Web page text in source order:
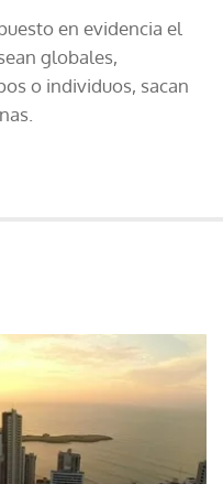
en evidencia el
globales,
o individuos, sacan